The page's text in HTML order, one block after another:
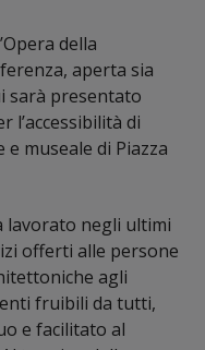
della
aperta sia
sarà presentato
l’accessibilità di
museale di Piazza
lavorato negli ultimi
offerti alle persone
agli
fruibili da tutti,
e facilitato al